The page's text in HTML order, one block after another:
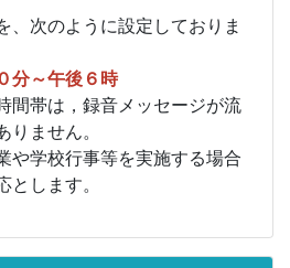
次のように設定しておりま
分～午後６時
は，録音メッセージが流
ません。
校行事等を実施する場合
します。